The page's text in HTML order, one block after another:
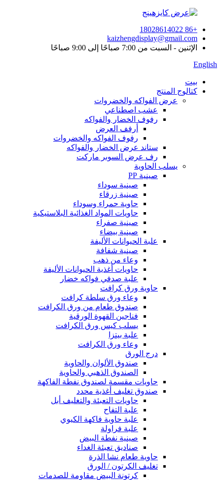
+86 18028614022
kaizhengdisplay@gmail.com
الإثنين - السبت من 7:00 صباحًا إلى 9:00 صباحًا
English
بيت
كتالوج المنتج
عرض الفواكه والخضروات
عشب اصطناعي
رفوف الخضار والفواكه
أرفف العرض
رفوف الفواكه والخضروات
ستاند عرض الخضار والفواكه
رف عرض السوبر ماركت
يسلب الحاوية
صينية PP
صينية سوداء
صينية زرقاء
حاوية حمراء وسوداء
حاويات المواد الغذائية البلاستيكية
صينية صفراء
صينية بيضاء
علبة الحيوانات الأليفة
صينية شفافة
وعاء من ذهب
حاويات أغذية الحيوانات الأليفة
علبة صدفي فواكه خضار
حاوية ورق كرافت
وعاء ورق سلطة كرافت
صندوق طعام من ورق الكرافت
فناجين القهوة الورقية
يسلب كيس ورق الكرافت
علبة بيتزا
وعاء ورق الكرافت
درج الورق
صندوق الألوان والحاوية
الصندوق الذهبي والحاوية
حاويات مقسمة لصندوق نفطة الفاكهة
صندوق تغليف أغذية محدد
حاويات التعبئة والتغليف أبل
علبة التفاح
علبة حاوية فاكهة الكيوي
علبة فراولة
صينية نفطة البيض
صناديق تعبئة الغداء
حاوية طعام نشا الذرة
تغليف الكرتون / الورق
كرتونة البيض مقاومة للصدمات